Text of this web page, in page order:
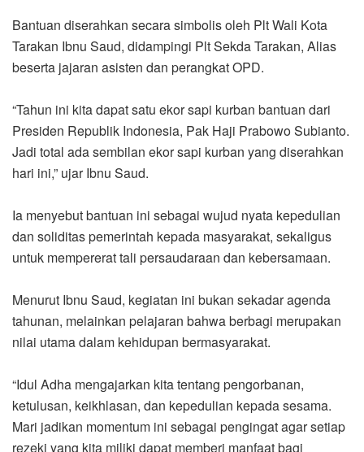
Bantuan diserahkan secara simbolis oleh Plt Wali Kota
Tarakan Ibnu Saud, didampingi Plt Sekda Tarakan, Alias
beserta jajaran asisten dan perangkat OPD.
“Tahun ini kita dapat satu ekor sapi kurban bantuan dari
Presiden Republik Indonesia, Pak Haji Prabowo Subianto.
Jadi total ada sembilan ekor sapi kurban yang diserahkan
hari ini,” ujar Ibnu Saud.
Ia menyebut bantuan ini sebagai wujud nyata kepedulian
dan soliditas pemerintah kepada masyarakat, sekaligus
untuk mempererat tali persaudaraan dan kebersamaan.
Menurut Ibnu Saud, kegiatan ini bukan sekadar agenda
tahunan, melainkan pelajaran bahwa berbagi merupakan
nilai utama dalam kehidupan bermasyarakat.
“Idul Adha mengajarkan kita tentang pengorbanan,
ketulusan, keikhlasan, dan kepedulian kepada sesama.
Mari jadikan momentum ini sebagai pengingat agar setiap
rezeki yang kita miliki dapat memberi manfaat bagi